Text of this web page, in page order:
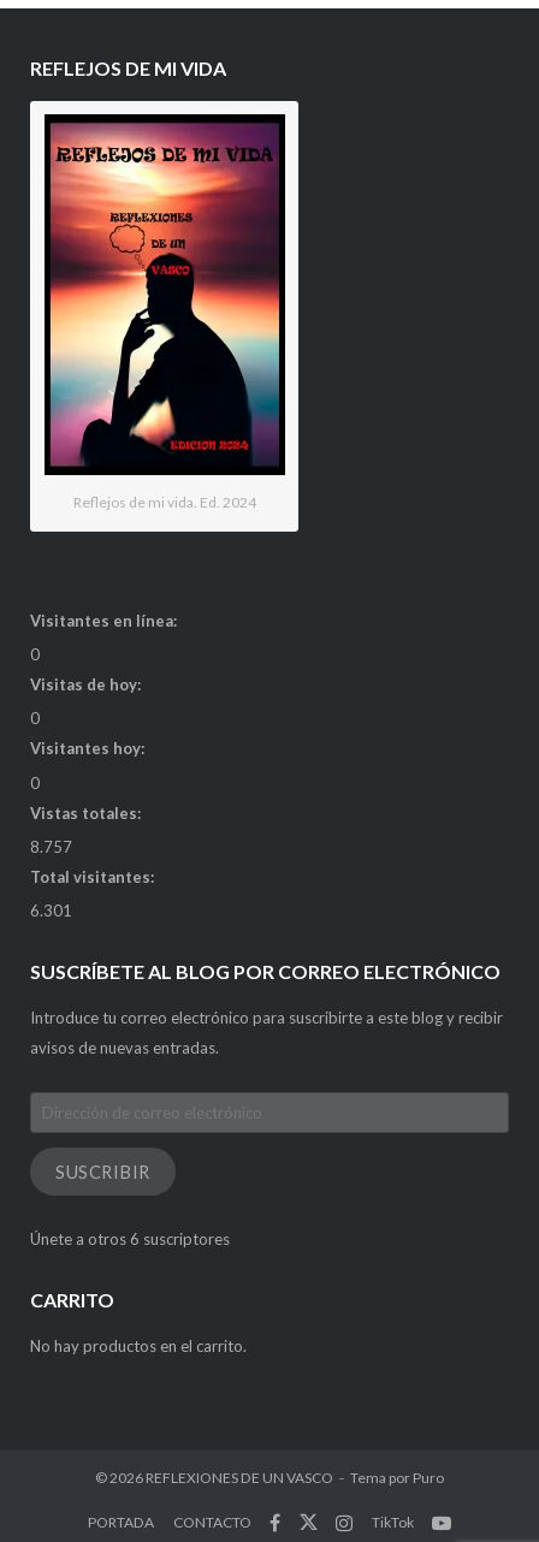
REFLEJOS DE MI VIDA
Reflejos de mi vida. Ed. 2024
Visitantes en línea:
0
Visitas de hoy:
0
Visitantes hoy:
0
Vistas totales:
8.757
Total visitantes:
6.301
SUSCRÍBETE AL BLOG POR CORREO ELECTRÓNICO
Introduce tu correo electrónico para suscribirte a este blog y recibir
avisos de nuevas entradas.
Dirección
de
correo
electrónico
SUSCRIBIR
Únete a otros 6 suscriptores
CARRITO
No hay productos en el carrito.
© 2026 REFLEXIONES DE UN VASCO Tema por Puro
PORTADA CONTACTO TikTok